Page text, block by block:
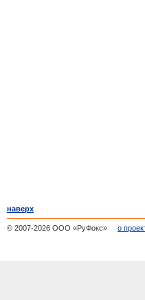
наверх
© 2007-2026 ООО «РуФокс» о